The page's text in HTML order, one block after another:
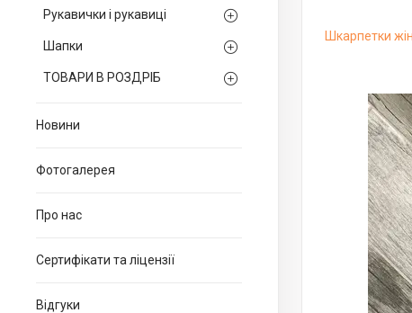
Рукавички і рукавиці
Шапки
ТОВАРИ В РОЗДРІБ
Новини
Фотогалерея
Про нас
Сертифікати та ліцензії
Відгуки
Шкарпетки